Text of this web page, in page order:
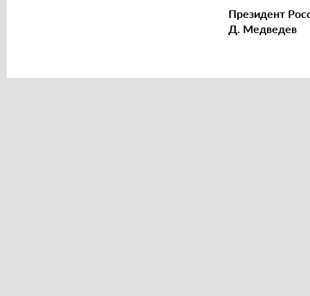
Президент
Д. Медведев